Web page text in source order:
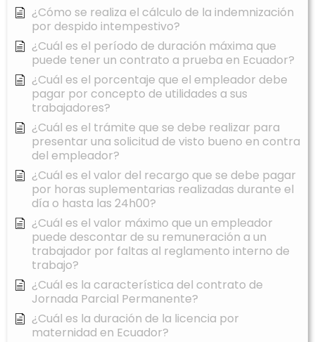
¿Cómo se realiza el cálculo de la indemnización
por despido intempestivo?
¿Cuál es el período de duración máxima que
puede tener un contrato a prueba en Ecuador?
¿Cuál es el porcentaje que el empleador debe
pagar por concepto de utilidades a sus
trabajadores?
¿Cuál es el trámite que se debe realizar para
presentar una solicitud de visto bueno en contra
del empleador?
¿Cuál es el valor del recargo que se debe pagar
por horas suplementarias realizadas durante el
día o hasta las 24h00?
¿Cuál es el valor máximo que un empleador
puede descontar de su remuneración a un
trabajador por faltas al reglamento interno de
trabajo?
¿Cuál es la característica del contrato de
Jornada Parcial Permanente?
¿Cuál es la duración de la licencia por
maternidad en Ecuador?